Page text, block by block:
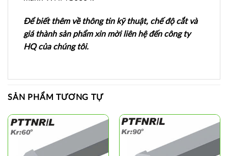
Để biết thêm về thông tin kỹ thuật, chế độ cắt và
giá thành sản phẩm xin mời liên hệ đến công ty
HQ của chúng tôi.
SẢN PHẨM TƯƠNG TỰ